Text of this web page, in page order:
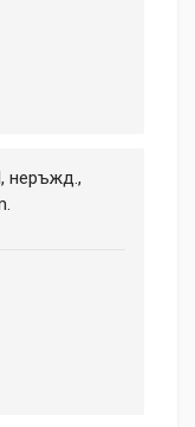
неръжд.,